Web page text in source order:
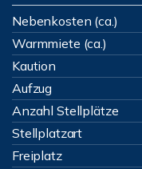
Nebenkosten (ca.)
Warmmiete (ca.)
Kaution
Aufzug
Anzahl Stellplätze
Stellplatzart
Freiplatz